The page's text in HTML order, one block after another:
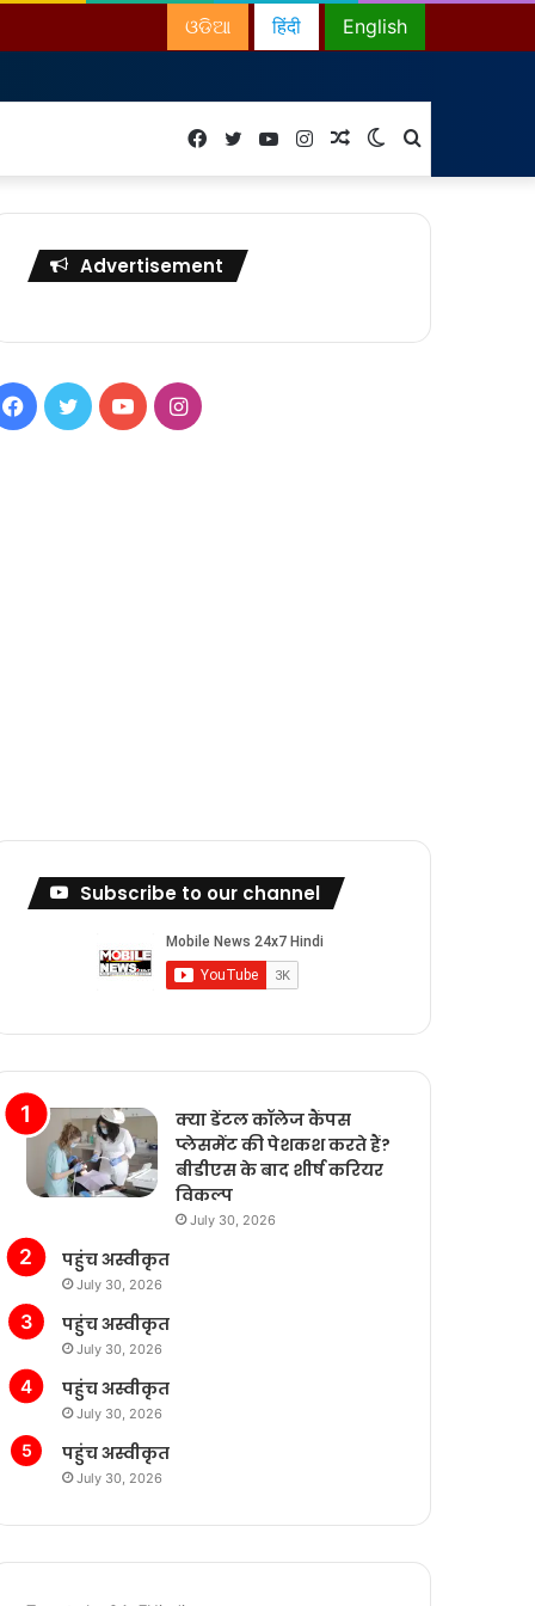
English
हिंदी
ଓଡିଆ
for
Switch
skin
Random
Article
Instagram
YouTube
Twitter
Facebook
Advertisement
Facebook
TwitterYouTubeInstagram
Subscribe to our channel
क्या डेंटल कॉलेज कैंपस
प्लेसमेंट की पेशकश करते हैं?
बीडीएस के बाद शीर्ष करियर
विकल्प
July 30, 2026
पहुंच अस्वीकृत
July 30, 2026
पहुंच अस्वीकृत
July 30, 2026
पहुंच अस्वीकृत
July 30, 2026
पहुंच अस्वीकृत
July 30, 2026